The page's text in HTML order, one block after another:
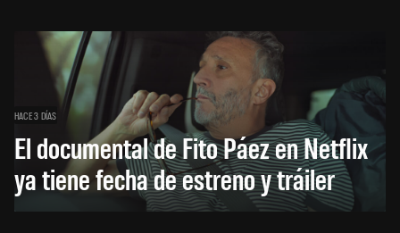
HACE 3 DÍAS
El documental de Fito Páez en Netflix
ya tiene fecha de estreno y tráiler